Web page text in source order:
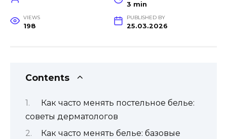
3 min
VIEWS
198
PUBLISHED BY
25.03.2026
Contents
Как часто менять постельное белье:
советы дерматологов
Как часто менять белье: базовые